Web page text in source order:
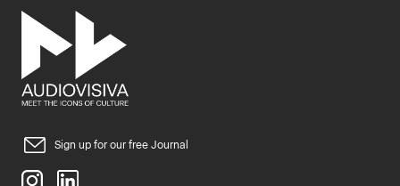
Sign up for our free Journal